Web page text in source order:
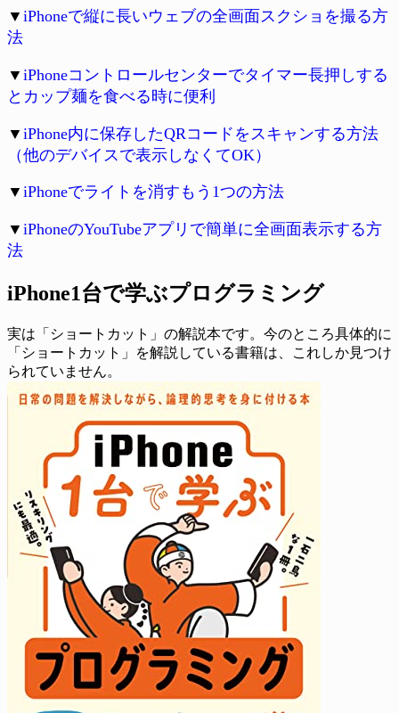
▼ iPhoneで縦に長いウェブの全画面スクショを撮る方
法
▼ iPhoneコントロールセンターでタイマー長押しする
とカップ麺を食べる時に便利
▼ iPhone内に保存したQRコードをスキャンする方法
（他のデバイスで表示しなくてOK）
▼ iPhoneでライトを消すもう1つの方法
▼ iPhoneのYouTubeアプリで簡単に全画面表示する方
法
iPhone1台で学ぶプログラミング
実は「ショートカット」の解説本です。今のところ具体的に
「ショートカット」を解説している書籍は、これしか見つけ
られていません。